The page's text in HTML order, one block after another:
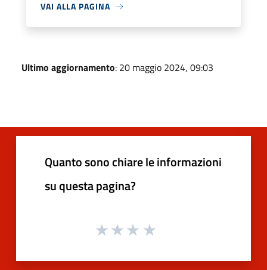
VAI ALLA PAGINA
Ultimo aggiornamento: 20 maggio 2024, 09:03
Quanto sono chiare le informazioni
su questa pagina?